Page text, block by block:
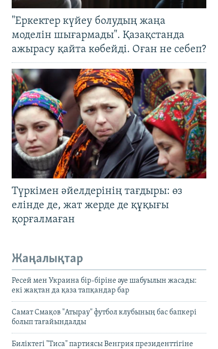
"Еркектер күйеу болудың жаңа
моделін шығармады". Қазақстанда
ажырасу қайта көбейді. Оған не себеп?
Түркімен әйелдерінің тағдыры: өз
елінде де, жат жерде де құқығы
қорғалмаған
Жаңалықтар
Ресей мен Украина бір-біріне әуе шабуылын жасады:
екі жақтан да қаза тапқандар бар
Самат Смақов "Атырау" футбол клубының бас бапкері
болып тағайындалды
Биліктегі "Тиса" партиясы Венгрия президенттігіне